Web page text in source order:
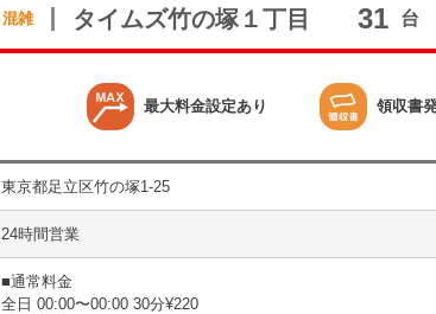
混雑 タイムズ竹の塚１丁目 31 台
最大料金設定あり 領収書
東京都足立区竹の塚1-25
24時間営業
■通常料金
全日 00:00〜00:00 30分¥220